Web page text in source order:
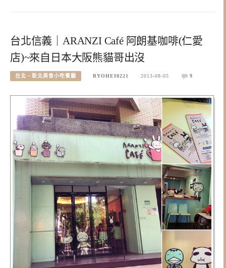
台北信義｜ARANZI Café 阿朗基咖啡(仁愛
店)~來自日本大阪熊貓哥出沒
台北、新北美食小吃餐廳 RYOHEI0221 2013-08-05 9